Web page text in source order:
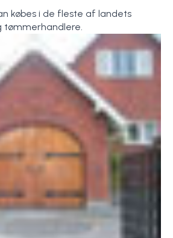
købes i de fleste af landets
tømmerhandlere.